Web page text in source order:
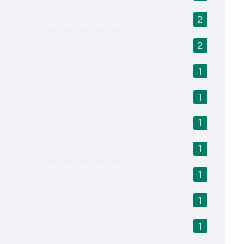
2
2
1
1
1
1
1
1
1